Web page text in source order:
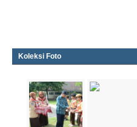
Koleksi Foto